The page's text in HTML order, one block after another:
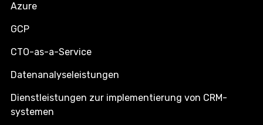
Azure
GCP
CTO-as-a-Service
Datenanalyseleistungen
Dienstleistungen zur implementierung von CRM-
systemen